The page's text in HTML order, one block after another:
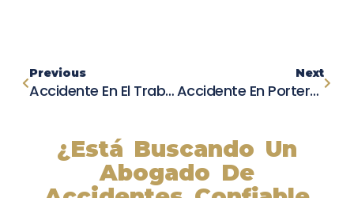
Previous
Accidente En El Trabajo: ¿Conoces Tus Derechos Laborales?
Next
Accidente En Porterville: Cuatro Personas Heridas, Tres De Gravedad
¿Está Buscando Un
Abogado De